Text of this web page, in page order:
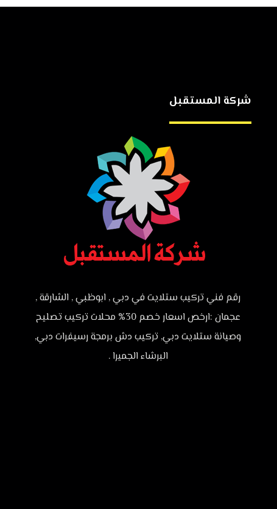
شركة المستقبل
رقم فني تركيب ستلايت في دبي , ابوظبي , الشارقة ,
عجمان :ارخص اسعار خصم 30% محلات تركيب تصليح
وصيانة ستلايت دبي, تركيب دش برمجة رسيفرات دبي,
البرشاء الجميرا .